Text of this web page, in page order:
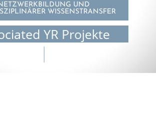
UND
WISSENSTRANSFER
YR Projekte